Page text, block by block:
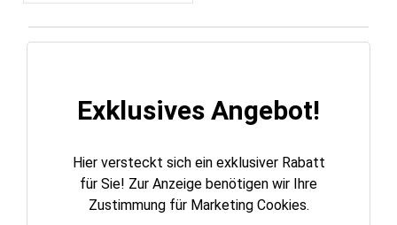
Exklusives Angebot!
Hier versteckt sich ein exklusiver Rabatt
für Sie! Zur Anzeige benötigen wir Ihre
Zustimmung für Marketing Cookies.